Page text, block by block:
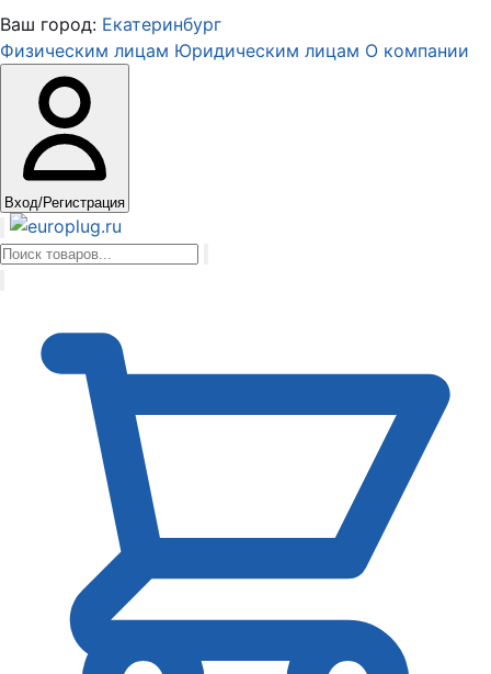
Ваш город: Екатеринбург
Физическим лицам Юридическим лицам О компании
Вход/Регистрация